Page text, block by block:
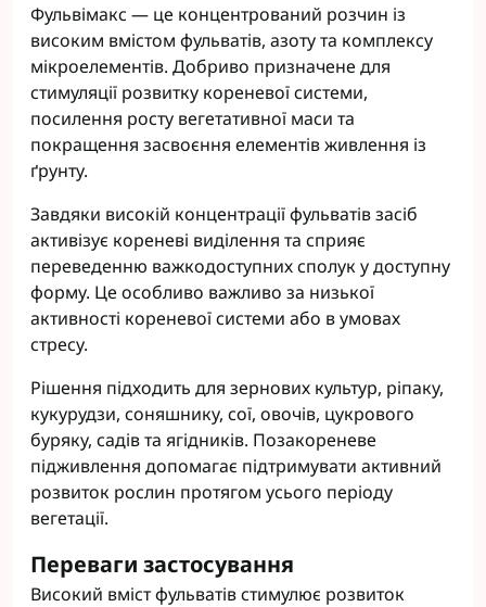
Фульвімакс — це концентрований розчин із
високим вмістом фульватів, азоту та комплексу
мікроелементів. Добриво призначене для
стимуляції розвитку кореневої системи,
посилення росту вегетативної маси та
покращення засвоєння елементів живлення із
ґрунту.
Завдяки високій концентрації фульватів засіб
активізує кореневі виділення та сприяє
переведенню важкодоступних сполук у доступну
форму. Це особливо важливо за низької
активності кореневої системи або в умовах
стресу.
Рішення підходить для зернових культур, ріпаку,
кукурудзи, соняшнику, сої, овочів, цукрового
буряку, садів та ягідників. Позакореневе
підживлення допомагає підтримувати активний
розвиток рослин протягом усього періоду
вегетації.
Переваги застосування
Високий вміст фульватів стимулює розвиток